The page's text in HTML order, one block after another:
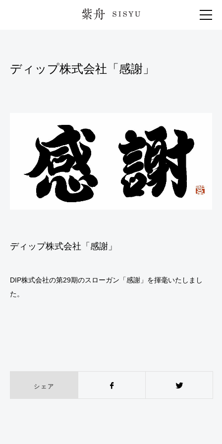
紫舟 SISYU
ディップ株式会社「感謝」
ディップ株式会社「感謝」
DIP株式会社の第29期のスローガン「感謝」を揮毫いたしまし
た。
シェア